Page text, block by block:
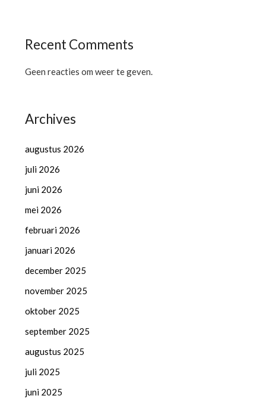
Recent Comments
Geen reacties om weer te geven.
Archives
augustus 2026
juli 2026
juni 2026
mei 2026
februari 2026
januari 2026
december 2025
november 2025
oktober 2025
september 2025
augustus 2025
juli 2025
juni 2025